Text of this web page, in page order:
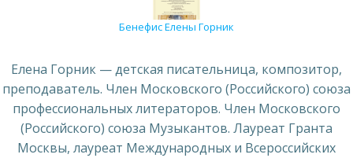
Бенефис Елены Горник
Елена Горник — детская писательница, композитор,
преподаватель. Член Московского (Российского) союза
профессиональных литераторов. Член Московского
(Российского) союза Музыкантов. Лауреат Гранта
Москвы, лауреат Международных и Всероссийских